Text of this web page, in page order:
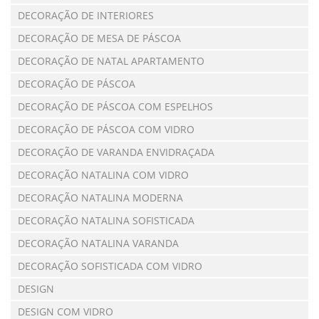
DECORAÇÃO DE INTERIORES
DECORAÇÃO DE MESA DE PÁSCOA
DECORAÇÃO DE NATAL APARTAMENTO
DECORAÇÃO DE PÁSCOA
DECORAÇÃO DE PÁSCOA COM ESPELHOS
DECORAÇÃO DE PÁSCOA COM VIDRO
DECORAÇÃO DE VARANDA ENVIDRAÇADA
DECORAÇÃO NATALINA COM VIDRO
DECORAÇÃO NATALINA MODERNA
DECORAÇÃO NATALINA SOFISTICADA
DECORAÇÃO NATALINA VARANDA
DECORAÇÃO SOFISTICADA COM VIDRO
DESIGN
DESIGN COM VIDRO